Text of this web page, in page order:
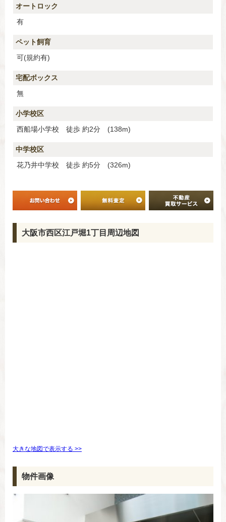
オートロック
有
ペット飼育
可(規約有)
宅配ボックス
無
小学校区
西船場小学校 徒歩 約2分 (138m)
中学校区
花乃井中学校 徒歩 約5分 (326m)
大阪市西区江戸堀1丁目周辺地図
大きな地図で表示する >>
物件画像